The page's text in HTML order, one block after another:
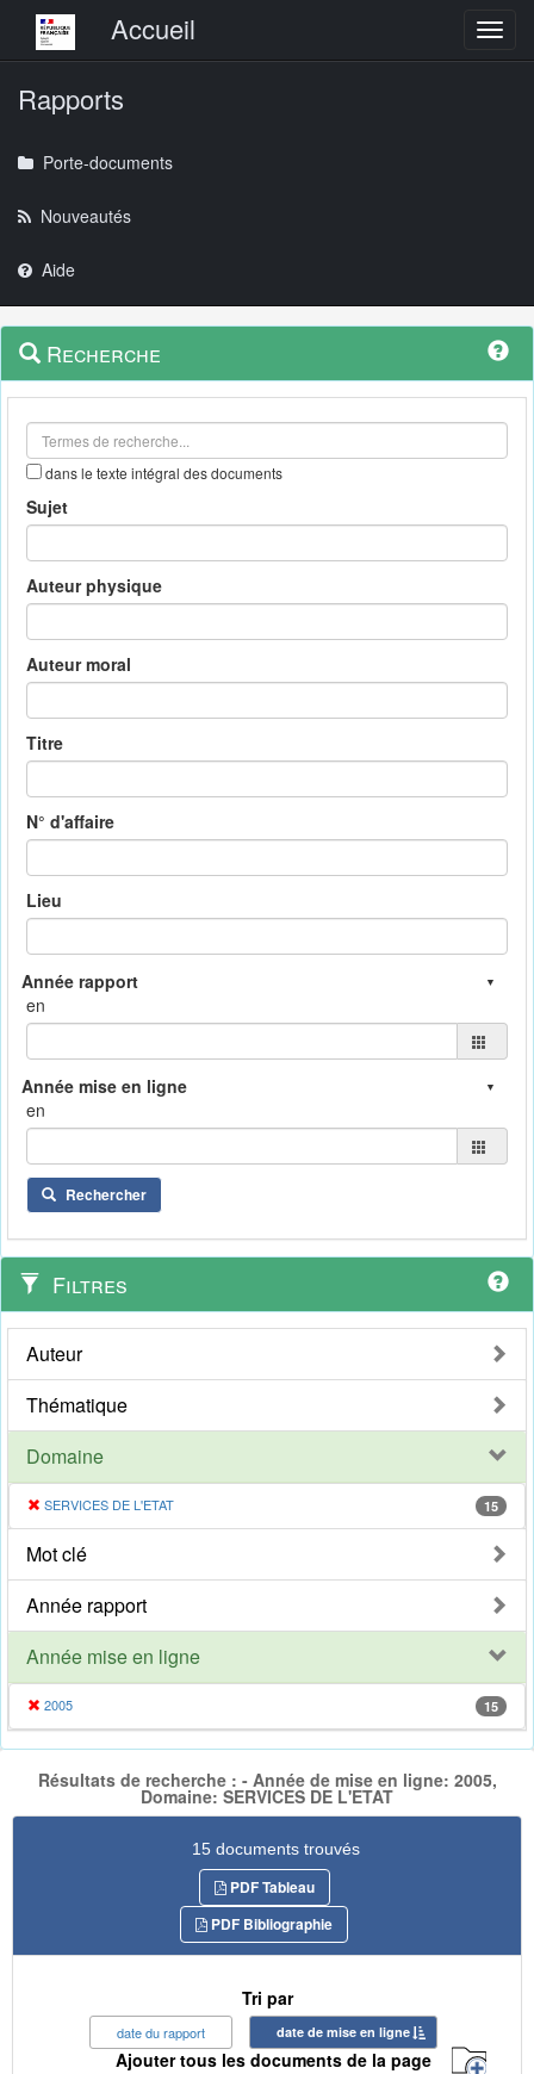
Menu principalAccueil
Rapports
Porte-documents
Nouveautés
Aide
Navigation
outils
Menu
contextuel
Recherche
dans le texte intégral des documents
Sujet
Auteur physique
Auteur moral
Titre
N° d'affaire
Lieu
en
en
Rechercher
Filtres
Auteur
Thématique
Domaine
SERVICES DE L'ETAT 15
Mot clé
Année rapport
Année mise en ligne
2005 15
Résultats de recherche : - Année de mise en ligne: 2005,
Domaine: SERVICES DE L'ETAT
15 documents trouvés
PDF Tableau
PDF Bibliographie
Tri par
date du rapport date de mise en ligne
Ajouter tous les documents de la page